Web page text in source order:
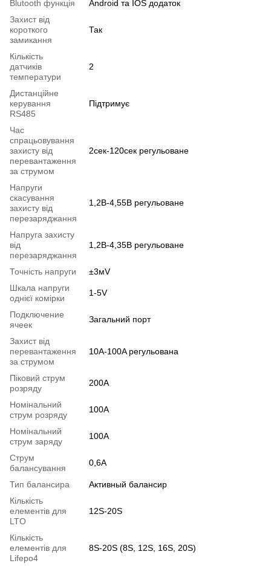
Blutooth функція
Android та IOS додаток
Захист від
короткого
замикання
Так
Кількість
датчиків
температури
2
Дистанційне
керування
RS485
Підтримує
Час
спрацьовування
захисту від
перевантаження
за струмом
2сек-120сек регульоване
Напруги
скасування
захисту від
перезаряджання
1,2В-4,55В регульоване
Напруга захисту
від
перезаряджання
1,2В-4,35В регульоване
Точність напруги
±3мV
Шкала напруги
однієї комірки
1-5V
Подключение
ячеек
Загальний порт
Захист від
перевантаження
за струмом
10A-100A регульована
Піковий струм
розряду
200A
Номінальний
струм розряду
100A
Номінальний
струм заряду
100A
Струм
балансування
0,6A
Тип балансира
Активный балансир
Кількість
елементів для
LTO
12S-20S
Кількість
елементів для
Lifepo4
8S-20S (8S, 12S, 16S, 20S)